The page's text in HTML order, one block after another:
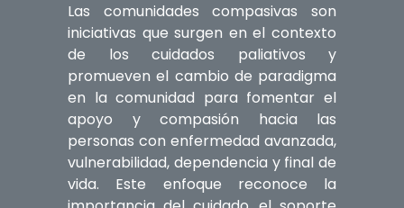
Las comunidades compasivas son
iniciativas que surgen en el contexto
de los cuidados paliativos y
promueven el cambio de paradigma
en la comunidad para fomentar el
apoyo y compasión hacia las
personas con enfermedad avanzada,
vulnerabilidad, dependencia y final de
vida. Este enfoque reconoce la